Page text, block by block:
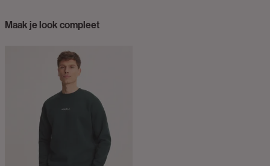
Maak je look compleet